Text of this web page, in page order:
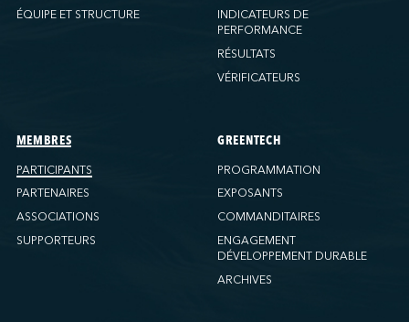
Ports America (New Orleans)
Ports America (WBCT)
Ports America (Wilmington)
PSA Halifax
PSA Halifax (Fairview Cove)
QSL America
ÉQUIPE ET STRUCTURE
INDICATEURS DE
PERFORMANCE
RÉSULTATS
VÉRIFICATEURS
MEMBRES
PARTICIPANTS
PARTENAIRES
ASSOCIATIONS
SUPPORTEURS
GREENTECH
PROGRAMMATION
EXPOSANTS
COMMANDITAIRES
ENGAGEMENT
DÉVELOPPEMENT DURABLE
ARCHIVES